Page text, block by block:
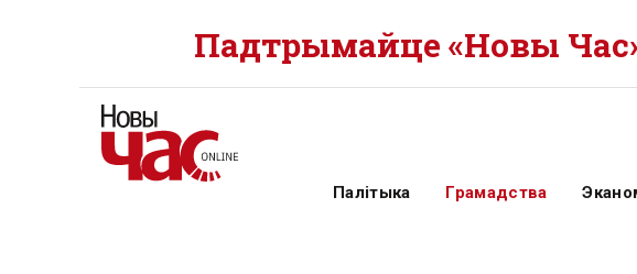
Падтрымайце «Новы
Палітыка Грамадства